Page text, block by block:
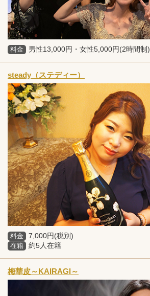
料金 男性13,000円・女性5,000円(2時間制)
steady（ステディー）
料金 7,000円(税別)
在籍 約5人在籍
梅華皮～KAIRAGI～